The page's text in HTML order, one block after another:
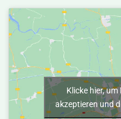
Klicke hier,
akzeptieren und